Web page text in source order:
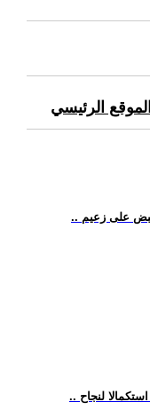
الرئيسي
على زعيم
لنجاح